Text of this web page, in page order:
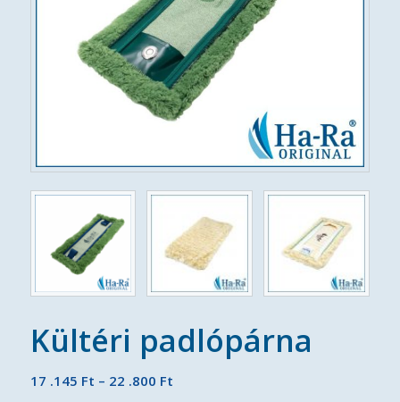
Kültéri padlópárna
17 .145 Ft – 22 .800 FtÁrtartomány: